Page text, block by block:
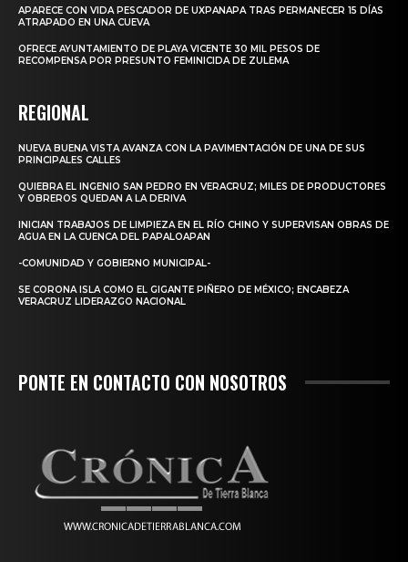
APARECE CON VIDA PESCADOR DE UXPANAPA TRAS PERMANECER 15 DÍAS
ATRAPADO EN UNA CUEVA
OFRECE AYUNTAMIENTO DE PLAYA VICENTE 30 MIL PESOS DE
RECOMPENSA POR PRESUNTO FEMINICIDA DE ZULEMA
REGIONAL
NUEVA BUENA VISTA AVANZA CON LA PAVIMENTACIÓN DE UNA DE SUS
PRINCIPALES CALLES
QUIEBRA EL INGENIO SAN PEDRO EN VERACRUZ; MILES DE PRODUCTORES
Y OBREROS QUEDAN A LA DERIVA
INICIAN TRABAJOS DE LIMPIEZA EN EL RÍO CHINO Y SUPERVISAN OBRAS DE
AGUA EN LA CUENCA DEL PAPALOAPAN
-COMUNIDAD Y GOBIERNO MUNICIPAL-
SE CORONA ISLA COMO EL GIGANTE PIÑERO DE MÉXICO; ENCABEZA
VERACRUZ LIDERAZGO NACIONAL
PONTE EN CONTACTO CON NOSOTROS